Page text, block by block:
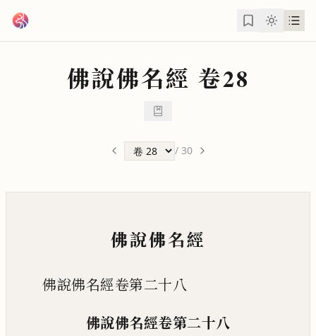
佛說佛名經 卷28
/ 30
佛說佛名經
佛說佛名經卷第二十八
佛說佛名經卷第二十八